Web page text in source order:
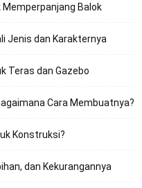
Balok
Jenis dan Karakternya
Teras dan Gazebo
Cara Membuatnya?
Konstruksi?
dan Kekurangannya